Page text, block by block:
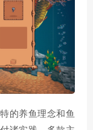
的养鱼理念和鱼